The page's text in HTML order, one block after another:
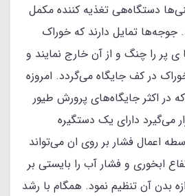
دستگاه‌هی تغذیه کننده مکمل
جوجه‌ها تمایل دارند که خوراک
پر را چنگ و از آن خارج نمایند و
در کف جایگاه می‌گردد. امروزه
در اکثر جایگاه‌های پرورش طیور
می‌گیرد دارای یک دستگیره
اعمال فشار بر روی ان می‌تواند
ابخوری و فشار آب را بایستی بر
بدن آن تنظیم نمود. همگام با رشد